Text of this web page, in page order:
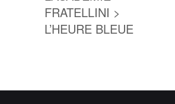
FRATELLINI >
L’HEURE BLEUE